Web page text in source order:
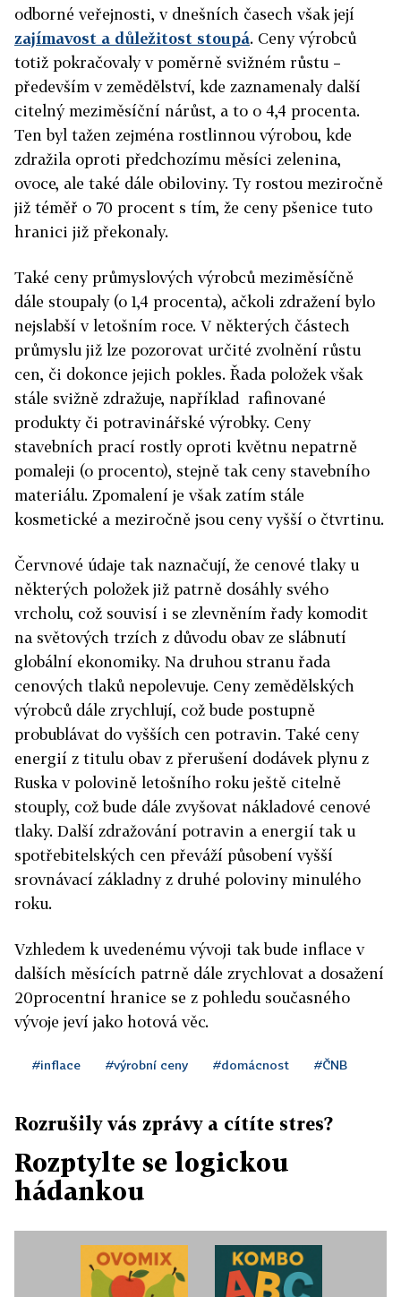
odborné veřejnosti, v dnešních časech však její
zajímavost a důležitost stoupá. Ceny výrobců
totiž pokračovaly v poměrně svižném růstu –
především v zemědělství, kde zaznamenaly další
citelný meziměsíční nárůst, a to o 4,4 procenta.
Ten byl tažen zejména rostlinnou výrobou, kde
zdražila oproti předchozímu měsíci zelenina,
ovoce, ale také dále obiloviny. Ty rostou meziročně
již téměř o 70 procent s tím, že ceny pšenice tuto
hranici již překonaly.
Také ceny průmyslových výrobců meziměsíčně
dále stoupaly (o 1,4 procenta), ačkoli zdražení bylo
nejslabší v letošním roce. V některých částech
průmyslu již lze pozorovat určité zvolnění růstu
cen, či dokonce jejich pokles. Řada položek však
stále svižně zdražuje, například rafinované
produkty či potravinářské výrobky. Ceny
stavebních prací rostly oproti květnu nepatrně
pomaleji (o procento), stejně tak ceny stavebního
materiálu. Zpomalení je však zatím stále
kosmetické a meziročně jsou ceny vyšší o čtvrtinu.
Červnové údaje tak naznačují, že cenové tlaky u
některých položek již patrně dosáhly svého
vrcholu, což souvisí i se zlevněním řady komodit
na světových trzích z důvodu obav ze slábnutí
globální ekonomiky. Na druhou stranu řada
cenových tlaků nepolevuje. Ceny zemědělských
výrobců dále zrychlují, což bude postupně
probublávat do vyšších cen potravin. Také ceny
energií z titulu obav z přerušení dodávek plynu z
Ruska v polovině letošního roku ještě citelně
stouply, což bude dále zvyšovat nákladové cenové
tlaky. Další zdražování potravin a energií tak u
spotřebitelských cen převáží působení vyšší
srovnávací základny z druhé poloviny minulého
roku.
Vzhledem k uvedenému vývoji tak bude inflace v
dalších měsících patrně dále zrychlovat a dosažení
20procentní hranice se z pohledu současného
vývoje jeví jako hotová věc.
#inflace #výrobní ceny #domácnost #ČNB
Rozrušily vás zprávy a cítíte stres?
Rozptylte se logickou
hádankou